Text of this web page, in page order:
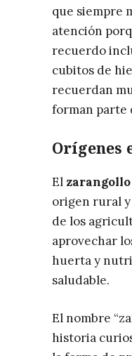
que siempre
atención
recuerdo
cubitos de
recuerdan
forman parte
Orígenes
El
origen rural
de los
aprovechar
huerta y
saludable.
El nombre
historia